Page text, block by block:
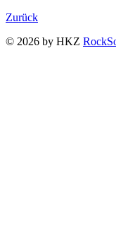
Zurück
© 2026 by HKZ